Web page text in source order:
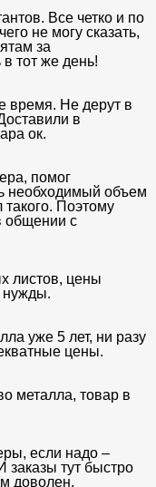
Все четко и по
не могу сказать,
за
в тот же день!
время. Не дерут в
в
ок.
помог
необходимый объем
такого. Поэтому
общении с
листов, цены
нужды.
уже 5 лет, ни разу
цены.
металла, товар в
если надо –
заказы тут быстро
доволен.